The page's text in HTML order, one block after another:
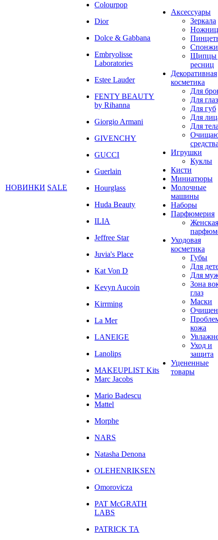
НОВИНКИ SALE
Colourpop
Dior
Dolce & Gabbana
Embryolisse
Laboratories
Estee Lauder
FENTY BEAUTY
by Rihanna
Giorgio Armani
GIVENCHY
GUCCI
Guerlain
Hourglass
Huda Beauty
ILIA
Jeffree Star
Juvia's Place
Kat Von D
Kevyn Aucoin
Kirrming
La Mer
LANEIGE
Lanolips
MAKEUPLIST Kits
Marc Jacobs
Mario Badescu
Mattel
Morphe
NARS
Natasha Denona
OLEHENRIKSEN
Omorovicza
PAT McGRATH
LABS
PATRICK TA
Аксессуары
Зеркала
Спонжи
Щипцы
ресниц
Декоративная
косметика
Для
Для глаз
Для губ
Для
Для
Игрушки
Куклы
Кисти
Миниатюры
Молочные
машины
Наборы
Парфюмерия
Женская
Уходовая
косметика
Губы
Для
Для
Зона
глаз
Маски
кожа
Уход и
защита
Уцененные
товары